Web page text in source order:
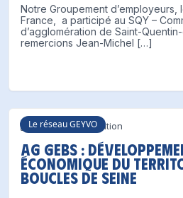
Notre Groupement d’employeurs,
France, a participé au SQY –
d’agglomération de Saint-
remercions Jean-Michel […]
Le réseau GEYVO
Communication
AG GEBS :
économique du
Boucles de Seine